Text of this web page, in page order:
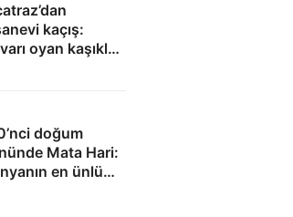
kaçış:
oyan kaşıklar,
çiçekler...
doğum
Mata Hari:
en ünlü